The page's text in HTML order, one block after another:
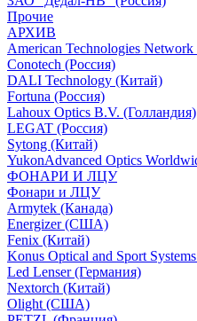
Прочие
АРХИВ
American Technologies
Conotech (Россия)
DALI Technology (Китай)
Fortuna (Россия)
Lahoux Optics B.V. (Голландия)
LEGAT (Россия)
Sytong (Китай)
YukonAdvanced Optics
ФОНАРИ И ЛЦУ
Фонари и ЛЦУ
Armytek (Канада)
Energizer (США)
Fenix (Китай)
Konus Optical and Sport
Led Lenser (Германия)
Nextorch (Китай)
Olight (США)